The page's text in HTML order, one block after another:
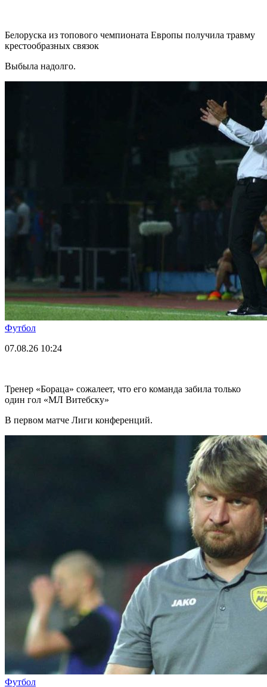
Белоруска из топового чемпионата Европы получила травму
крестообразных связок
Выбыла надолго.
Футбол
07.08.26 10:24
Тренер «Бораца» сожалеет, что его команда забила только
один гол «МЛ Витебску»
В первом матче Лиги конференций.
Футбол